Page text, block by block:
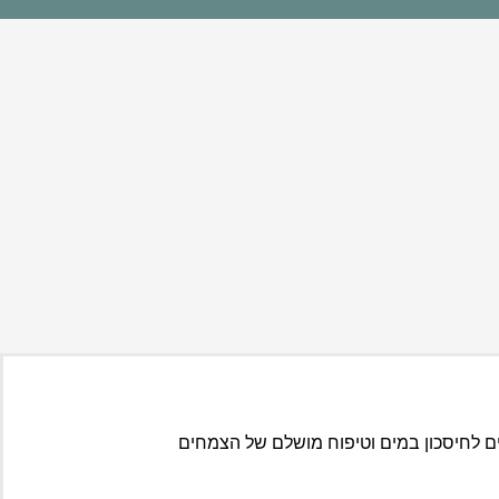
לחיסכון במים וטיפוח מושלם של הצמחים